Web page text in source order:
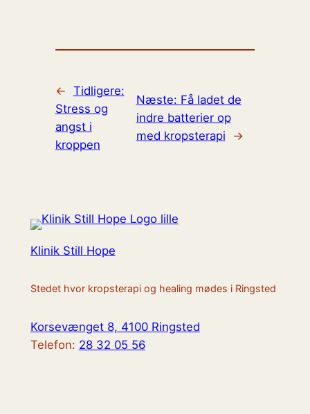
← Tidligere:
Stress og
angst i
kroppen
Næste: Få ladet de
indre batterier op
med kropsterapi
→
Klinik Still Hope
Stedet hvor kropsterapi og healing mødes i Ringsted
Korsevænget 8, 4100 Ringsted
Telefon: 28 32 05 56